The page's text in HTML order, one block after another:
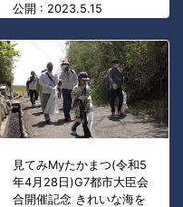
公開 : 2023.5.15
見てみMyたかまつ(令和5
年4月28日)G7都市大臣会
合開催記念 きれいな海を